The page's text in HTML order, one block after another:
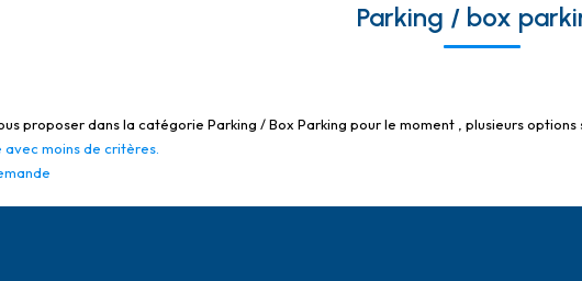
Parking / box
proposer dans la catégorie Parking / Box Parking pour le moment , plusieurs options
moins de critères.